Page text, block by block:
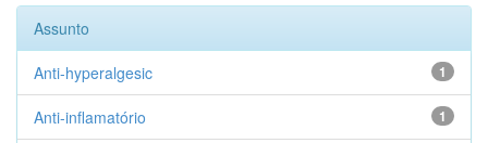
Assunto
1
Anti-hyperalgesic
1
Anti-inflamatório